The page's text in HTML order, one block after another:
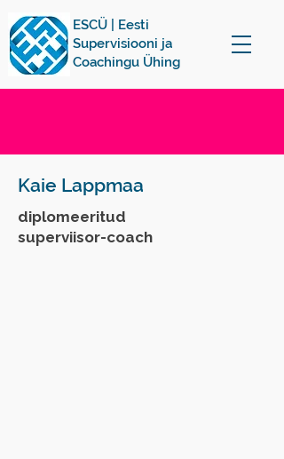
ESCÜ | Eesti
Supervisiooni ja
Coachingu Ühing
Kaie Lappmaa
diplomeeritud
superviisor-coach